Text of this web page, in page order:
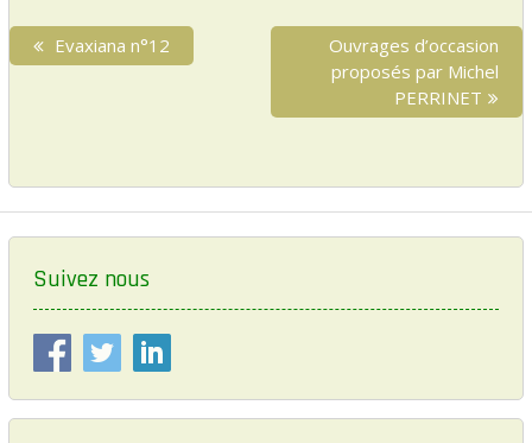
o
N
a
a
t
e
P
r
o
s
t
Evaxiana n°12
N
e
t
Ouvrages d’occasion
proposés par Michel
PERRINET
Suivez nous